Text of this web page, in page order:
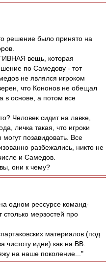
решение было принято на
вещь, которая
по Самедову - тот
не являлся игроком
что Кононов не обещал
в основе, а потом все
Человек сидит на лавке,
личка такая, что игроки
позавидовать. Все
разбежались, никто не
и Самедов.
они к чему?
одном рессурсе команд-
столько мерзостей про
материалов (под
чистоту идеи) как на ВВ.
на наше поколение..."